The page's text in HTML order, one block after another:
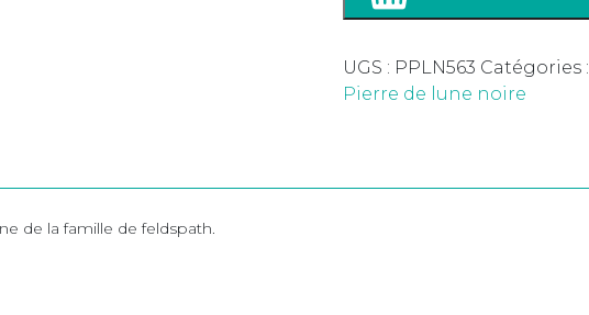
UGS : PPLN563 Catégories :
Pierre de lune noire
de la famille de feldspath.